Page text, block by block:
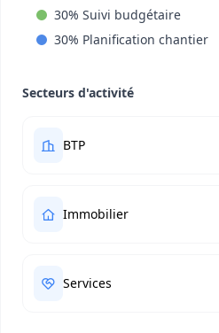
30% Suivi budgétaire
30% Planification chantier
Secteurs d'activité
BTP
Immobilier
Services